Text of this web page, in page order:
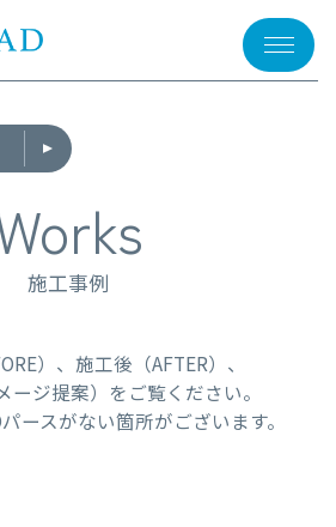
施工事例
）、施工後（AFTER）、
ージ提案）をご覧ください。
ースがない箇所がございます。